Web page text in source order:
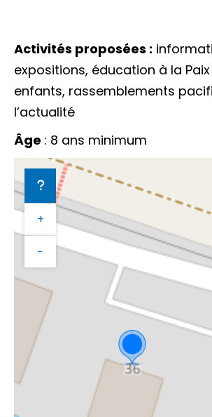
Activités proposées :
expositions, éducation à la
enfants, rassemblements
l’actualité
Âge : 8 ans minimum
+
−